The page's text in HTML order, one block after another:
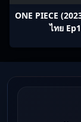
ONE PIECE
ไทย